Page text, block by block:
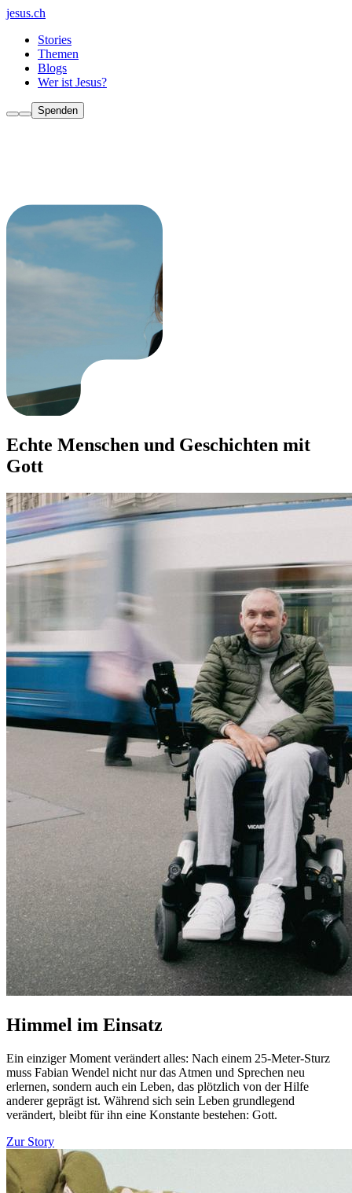
jesus.ch
Stories
Themen
Blogs
Wer ist Jesus?
Spenden
Echte Menschen und Geschichten mit
Gott
Himmel im Einsatz
Ein einziger Moment verändert alles: Nach einem 25-Meter-Sturz
muss Fabian Wendel nicht nur das Atmen und Sprechen neu
erlernen, sondern auch ein Leben, das plötzlich von der Hilfe
anderer geprägt ist. Während sich sein Leben grundlegend
verändert, bleibt für ihn eine Konstante bestehen: Gott.
Zur Story